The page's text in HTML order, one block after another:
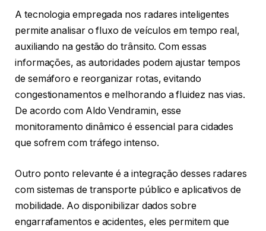
A tecnologia empregada nos radares inteligentes
permite analisar o fluxo de veículos em tempo real,
auxiliando na gestão do trânsito. Com essas
informações, as autoridades podem ajustar tempos
de semáforo e reorganizar rotas, evitando
congestionamentos e melhorando a fluidez nas vias.
De acordo com Aldo Vendramin, esse
monitoramento dinâmico é essencial para cidades
que sofrem com tráfego intenso.
Outro ponto relevante é a integração desses radares
com sistemas de transporte público e aplicativos de
mobilidade. Ao disponibilizar dados sobre
engarrafamentos e acidentes, eles permitem que